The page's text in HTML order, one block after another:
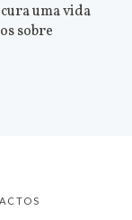
uma vida
sobre